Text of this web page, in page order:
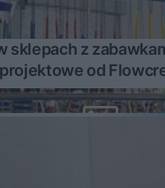
sklepach z
od